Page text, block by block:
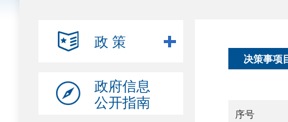
政 策
政府信息
公开指南
决策事项
序号